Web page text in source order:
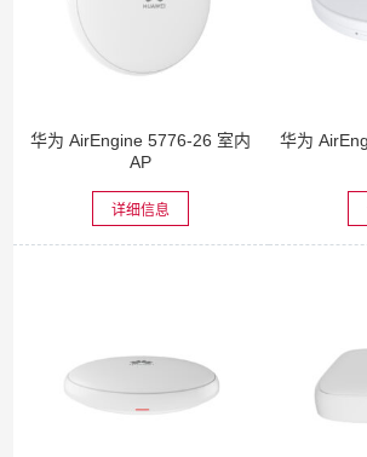
华为 AirEngine 5776-26 室内
AP
详细信息
华为